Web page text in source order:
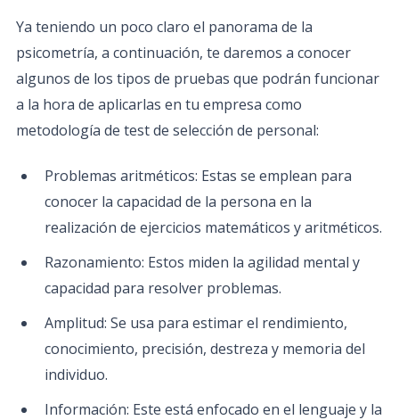
Ya teniendo un poco claro el panorama de la
psicometría, a continuación, te daremos a conocer
algunos de los tipos de pruebas que podrán funcionar
a la hora de aplicarlas en tu empresa como
metodología de test de selección de personal:
Problemas aritméticos: Estas se emplean para
conocer la capacidad de la persona en la
realización de ejercicios matemáticos y aritméticos.
Razonamiento: Estos miden la agilidad mental y
capacidad para resolver problemas.
Amplitud: Se usa para estimar el rendimiento,
conocimiento, precisión, destreza y memoria del
individuo.
Información: Este está enfocado en el lenguaje y la